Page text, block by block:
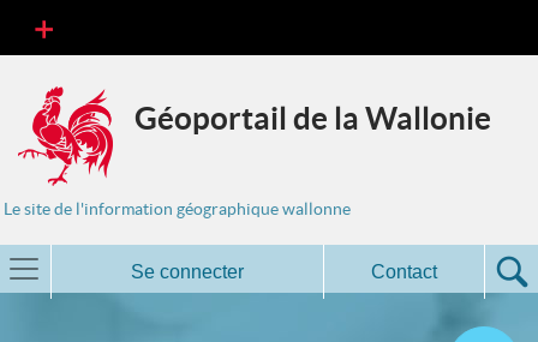
Géoportail de la Wallonie
Le site de l'information géographique wallonne
Se connecter Contact